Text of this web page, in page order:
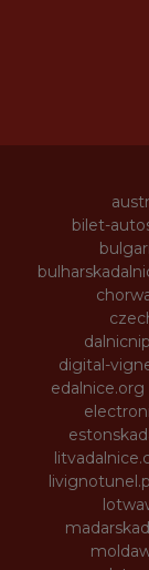
bilet-
digital-
edalnice.org